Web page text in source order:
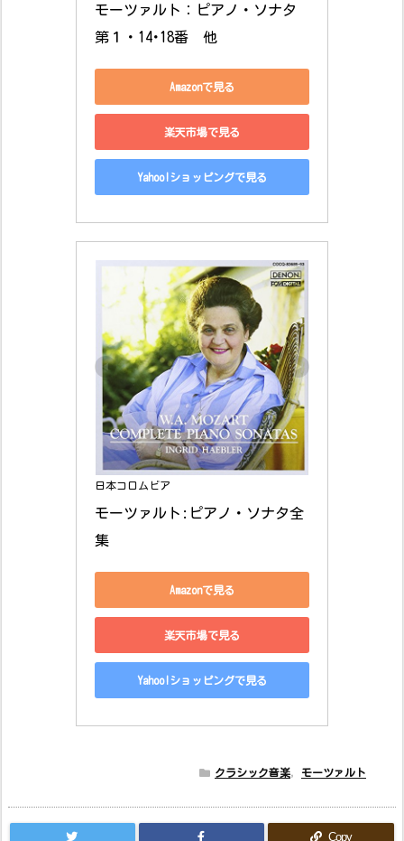
モーツァルト：ピアノ・ソナタ
第１・14･18番　他
Amazonで見る
楽天市場で見る
Yahoo!ショッピングで見る
日本コロムビア
モーツァルト:ピアノ・ソナタ全
集
Amazonで見る
楽天市場で見る
Yahoo!ショッピングで見る
クラシック音楽, モーツァルト
Copy